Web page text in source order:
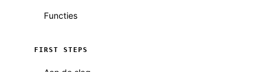
Functies
FIRST STEPS